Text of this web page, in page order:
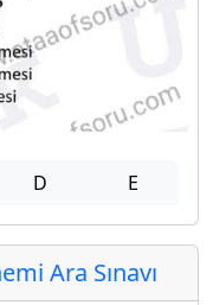
D E
Ara Sınavı